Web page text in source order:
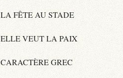
LA FÊTE AU STADE
ELLE VEUT LA PAIX
CARACTÈRE GREC